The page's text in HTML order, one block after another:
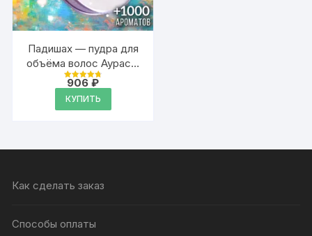
Падишах — пудра для
объёма волос Аурасо,
20 гр
Оценка
из 5
906₽
КУПИТЬ
Как сделать заказ
Способы оплаты